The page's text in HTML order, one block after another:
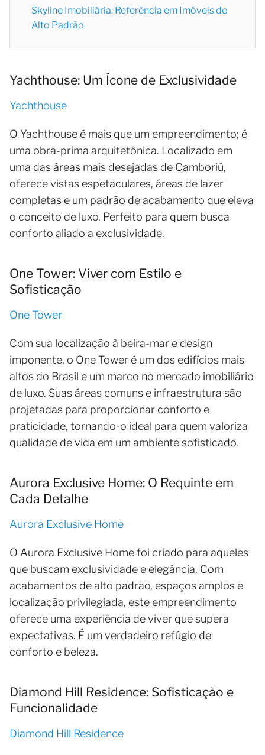
Skyline Imobiliária: Referência em Imóveis de
Alto Padrão
Yachthouse: Um Ícone de Exclusividade
Yachthouse
O Yachthouse é mais que um empreendimento; é
uma obra-prima arquitetônica. Localizado em
uma das áreas mais desejadas de Camboriú,
oferece vistas espetaculares, áreas de lazer
completas e um padrão de acabamento que eleva
o conceito de luxo. Perfeito para quem busca
conforto aliado a exclusividade.
One Tower: Viver com Estilo e
Sofisticação
One Tower
Com sua localização à beira-mar e design
imponente, o One Tower é um dos edifícios mais
altos do Brasil e um marco no mercado imobiliário
de luxo. Suas áreas comuns e infraestrutura são
projetadas para proporcionar conforto e
praticidade, tornando-o ideal para quem valoriza
qualidade de vida em um ambiente sofisticado.
Aurora Exclusive Home: O Requinte em
Cada Detalhe
Aurora Exclusive Home
O Aurora Exclusive Home foi criado para aqueles
que buscam exclusividade e elegância. Com
acabamentos de alto padrão, espaços amplos e
localização privilegiada, este empreendimento
oferece uma experiência de viver que supera
expectativas. É um verdadeiro refúgio de
conforto e beleza.
Diamond Hill Residence: Sofisticação e
Funcionalidade
Diamond Hill Residence